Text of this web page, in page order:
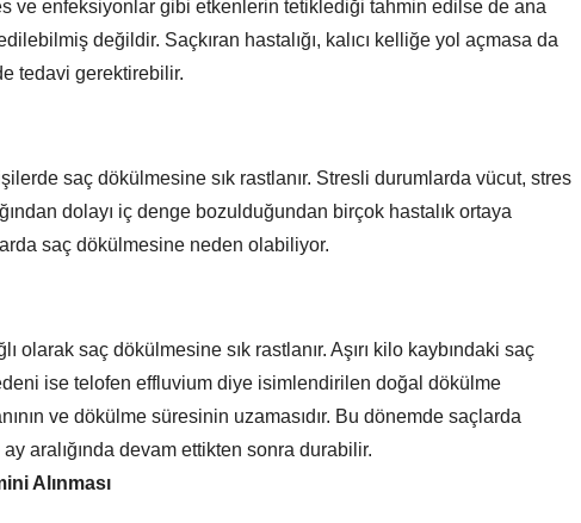
ve enfeksiyonlar gibi etkenlerin tetiklediği tahmin edilse de ana
değildir. Saçkıran hastalığı, kalıcı kelliğe yol açmasa da
tedavi gerektirebilir.
saç dökülmesine sık rastlanır. Stresli durumlarda vücut, stres
dolayı iç denge bozulduğundan birçok hastalık ortaya
saç dökülmesine neden olabiliyor.
olarak saç dökülmesine sık rastlanır. Aşırı kilo kaybındaki saç
ise telofen effluvium diye isimlendirilen doğal dökülme
ve dökülme süresinin uzamasıdır. Bu dönemde saçlarda
aralığında devam ettikten sonra durabilir.
Alınması